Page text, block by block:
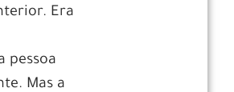
Era
pessoa
Mas a